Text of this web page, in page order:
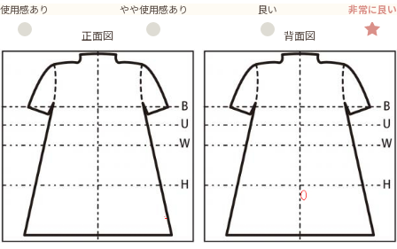
使用感あり やや使用感あり 良い 非常に良い
正面図 背面図